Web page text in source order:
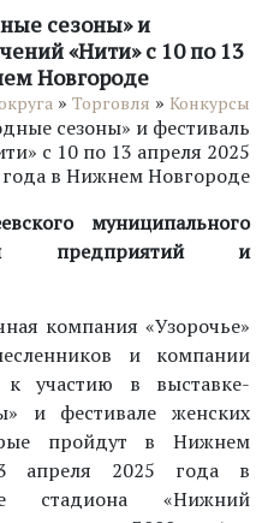
сезоны» и
«Нити» с 10 по 13
Новгороде
» Торговля » Конкурсы
сезоны» и фестиваль
с 10 по 13 апреля 2025
года в Нижнем Новгороде
муниципального
предприятий и
компания «Узорочье»
и компании
к участию в выставке-
и фестивале женских
пройдут в Нижнем
апреля 2025 года в
стадиона «Нижний